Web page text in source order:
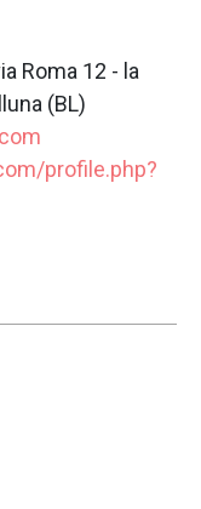
Roma 12 - la
(BL)
profile.php?